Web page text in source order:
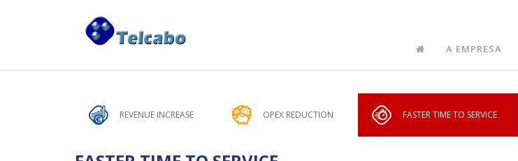
A EMPRESA
Benefícios das Soluções Telcabo
REVENUE INCREASE OPEX REDUCTION FASTER TIME TO SERVICE